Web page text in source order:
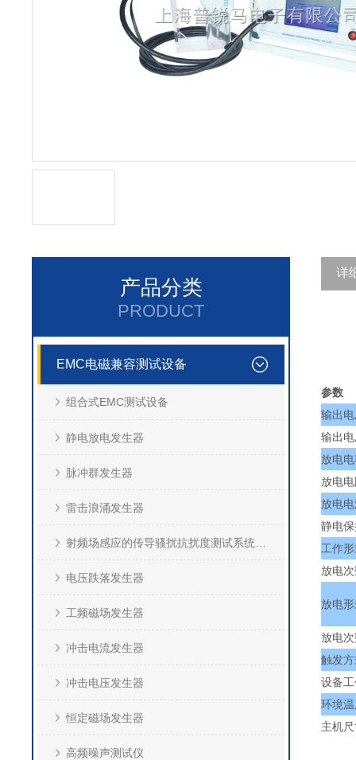
产品分类
PRODUCT
EMC电磁兼容测试设备
组合式EMC测试设备
静电放电发生器
脉冲群发生器
雷击浪涌发生器
电压跌落发生器
工频磁场发生器
冲击电流发生器
冲击电压发生器
恒定磁场发生器
高频噪声测试仪
详
参数
输出
输出
放电
放电
放电
静电
工作
放电
放电
放电
触发
设备
环境
主机